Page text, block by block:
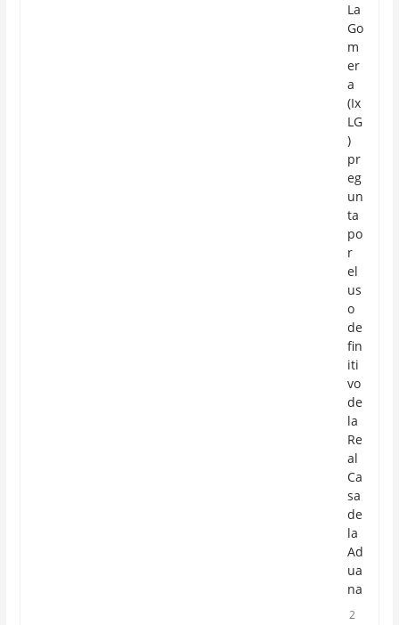
La
Go
m
er
a
(Ix
LG
)
pr
eg
un
ta
po
r
el
us
o
de
fin
iti
vo
de
la
Re
al
Ca
sa
de
la
Ad
ua
na
2